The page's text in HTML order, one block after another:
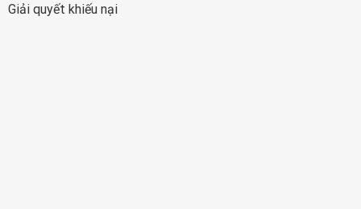
Giải quyết khiếu nại